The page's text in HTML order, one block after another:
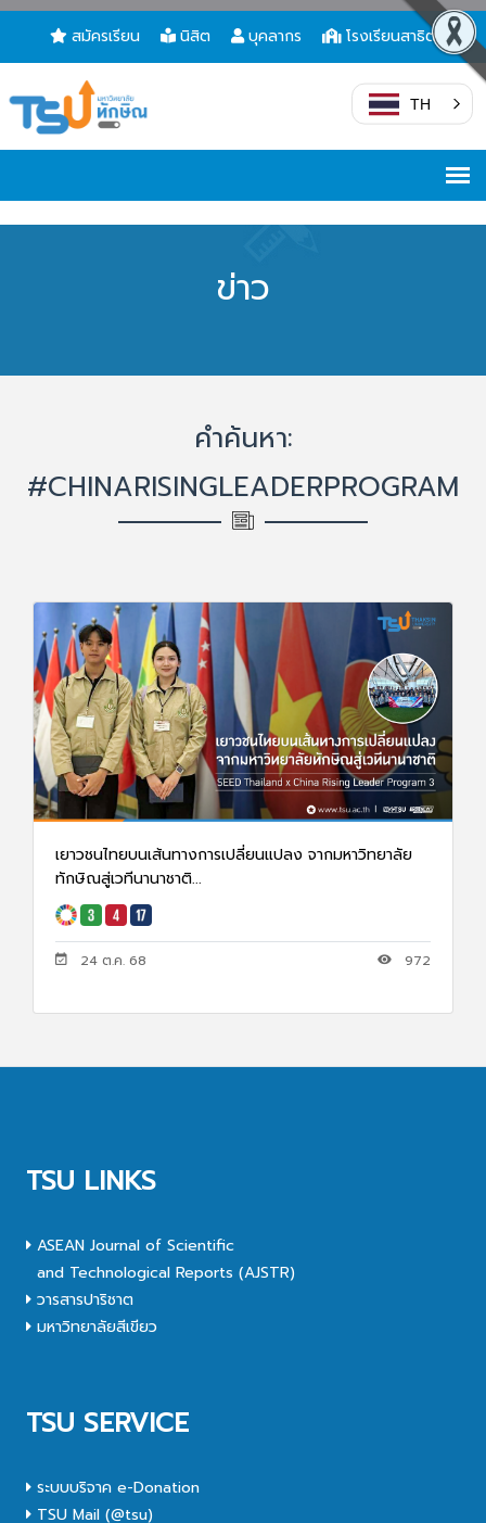
สมัครเรียน นิสิต บุคลากร โรงเรียนสาธิต
TH
ข่าว
คำค้นหา:
#CHINARISINGLEADERPROGRAM
เยาวชนไทยบนเส้นทางการเปลี่ยนแปลง จากมหาวิทยาลัย
ทักษิณสู่เวทีนานาชาติ...
24 ต.ค. 68 972
TSU LINKS
ASEAN Journal of Scientific
and Technological Reports (AJSTR)
วารสารปาริชาต
มหาวิทยาลัยสีเขียว
TSU SERVICE
ระบบบริจาค e-Donation
TSU Mail (@tsu)